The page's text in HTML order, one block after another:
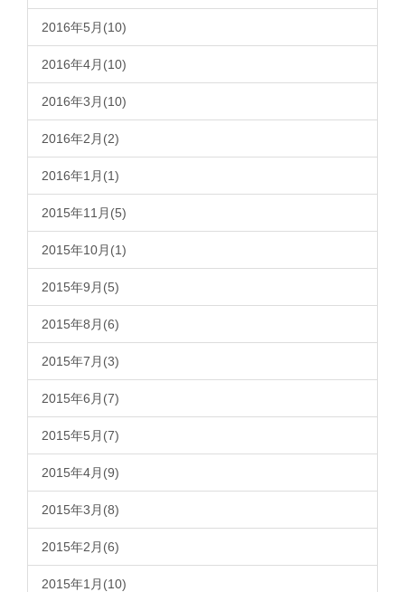
2016年5月(10)
2016年4月(10)
2016年3月(10)
2016年2月(2)
2016年1月(1)
2015年11月(5)
2015年10月(1)
2015年9月(5)
2015年8月(6)
2015年7月(3)
2015年6月(7)
2015年5月(7)
2015年4月(9)
2015年3月(8)
2015年2月(6)
2015年1月(10)